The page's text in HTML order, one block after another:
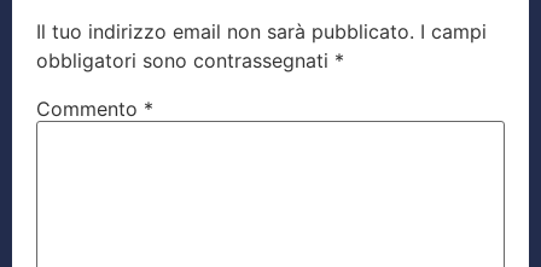
Il tuo indirizzo email non sarà pubblicato. I campi
obbligatori sono contrassegnati *
Commento *